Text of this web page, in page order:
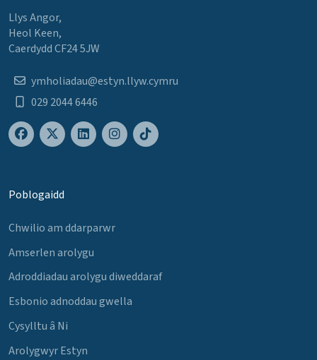
Llys Angor,
Heol Keen,
Caerdydd CF24 5JW
ymholiadau@estyn.llyw.cymru
029 2044 6446
Poblogaidd
Chwilio am ddarparwr
Amserlen arolygu
Adroddiadau arolygu diweddaraf
Esbonio adnoddau gwella
Cysylltu â Ni
Arolygwyr Estyn